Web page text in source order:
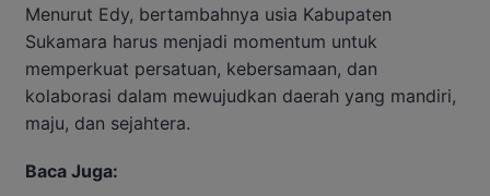
Menurut Edy, bertambahnya usia Kabupaten
Sukamara harus menjadi momentum untuk
memperkuat persatuan, kebersamaan, dan
kolaborasi dalam mewujudkan daerah yang mandiri,
maju, dan sejahtera.
Baca Juga: